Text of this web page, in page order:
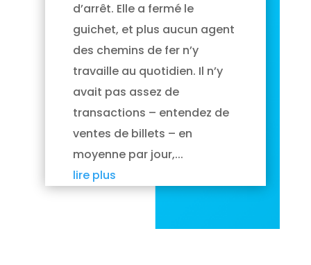
d’arrêt. Elle a fermé le
guichet, et plus aucun agent
des chemins de fer n’y
travaille au quotidien. Il n’y
avait pas assez de
transactions – entendez de
ventes de billets – en
moyenne par jour,...
lire plus